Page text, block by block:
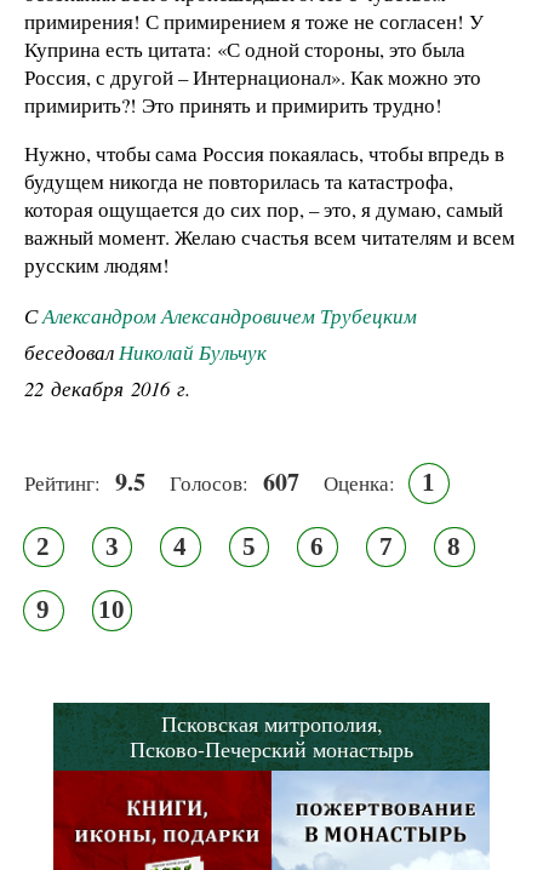
примирения! С примирением я тоже не согласен! У
Куприна есть цитата: «С одной стороны, это была
Россия, с другой – Интернационал». Как можно это
примирить?! Это принять и примирить трудно!
Нужно, чтобы сама Россия покаялась, чтобы впредь в
будущем никогда не повторилась та катастрофа,
которая ощущается до сих пор, – это, я думаю, самый
важный момент. Желаю счастья всем читателям и всем
русским людям!
САлександром Александровичем Трубецким
беседовалНиколай Бульчук
22 декабря 2016 г.
Рейтинг: 9.5 Голосов: 607 Оценка: 1
2 3 4 5 6 7 8
9 10
Псковская митрополия,
Псково-Печерский монастырь